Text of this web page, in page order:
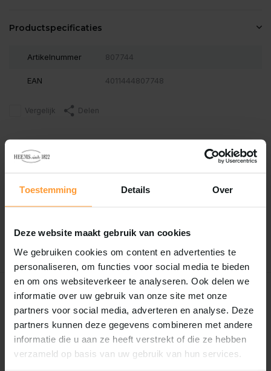
Toestemming Details Over
Deze website maakt gebruik van cookies
We gebruiken cookies om content en advertenties te
personaliseren, om functies voor social media te bieden
en om ons websiteverkeer te analyseren. Ook delen we
informatie over uw gebruik van onze site met onze
partners voor social media, adverteren en analyse. Deze
partners kunnen deze gegevens combineren met andere
informatie die u aan ze heeft verstrekt of die ze hebben
verzameld op basis van uw gebruik van hun services.
Productspecificaties
Artikelnummer 807744
EAN 4011444807748
Vergelijk Delen
Reviews
Er zijn nog geen reviews geschreven over dit product..
Schrijf je eigen review
Recent bekeken